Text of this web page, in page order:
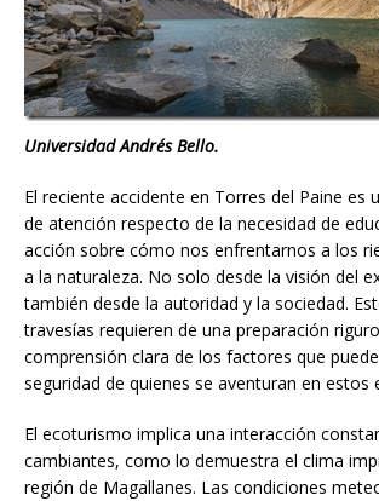
Universidad Andrés Bello.
El reciente accidente en Torres del Paine es
de atención respecto de la necesidad de
acción sobre cómo nos enfrentarnos a los
a la naturaleza. No solo desde la visión del
también desde la autoridad y la sociedad.
travesías requieren de una preparación
comprensión clara de los factores que
seguridad de quienes se aventuran en estos
El ecoturismo implica una interacción
cambiantes, como lo demuestra el clima
región de Magallanes. Las condiciones